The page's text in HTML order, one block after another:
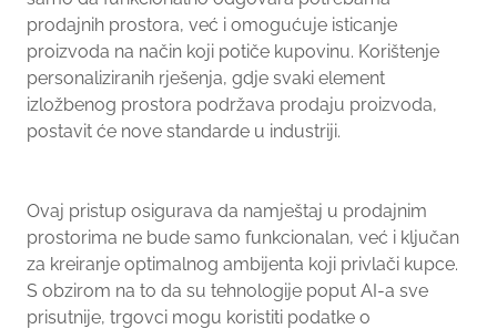
prodajnih prostora, već i omogućuje isticanje
proizvoda na način koji potiče kupovinu. Korištenje
personaliziranih rješenja, gdje svaki element
izložbenog prostora podržava prodaju proizvoda,
postavit će nove standarde u industriji.
Ovaj pristup osigurava da namještaj u prodajnim
prostorima ne bude samo funkcionalan, već i ključan
za kreiranje optimalnog ambijenta koji privlači kupce.
S obzirom na to da su tehnologije poput AI-a sve
prisutnije, trgovci mogu koristiti podatke o